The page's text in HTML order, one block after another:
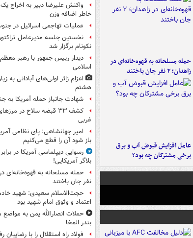
حمله مسلحانه به قهوه‌خانه‌ای در
زاهدان؛ ۲ نفر جان باختند
عامل افزایش قبوض آب و برق
برخی مشترکان چه بود؟
واکنش علیرضا دبیر به اخراج
خاطر اضافه وزن
عملیات تهاجمی اسرائیل در
نخستین جلسه مدیرعامل
نکونام برگزار شد
دیدار رییس جمهور با رهبر
اسلامی
اعزام زائر اولی‌های آبادانی به
هشتم
شهادت جانباز حمله آمریکا به
کشف ۳۳ قبضه سلاح در
غربی
امیر جهانشاهی: پای نظامی
باز شود آن را قطع می‌کنیم
رسوایی دیپلماسی آمریکا در
بلاگر آمریکایی!
نفر جان باختند
حجت‌الاسلام سعیدی: شهید
اعتماد و وثوق امام شهید بود
حملات انصارالله یمن به مواضع
بندر المخا
فولاد راه استقلال را با رضاییان